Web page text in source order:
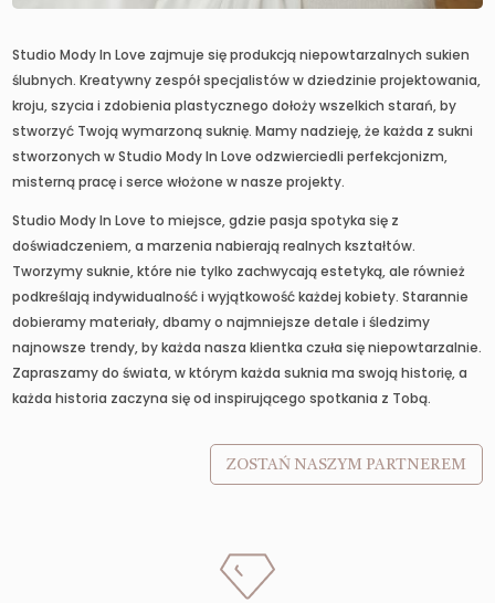
Studio Mody In Love zajmuje się produkcją niepowtarzalnych sukien
ślubnych. Kreatywny zespół specjalistów w dziedzinie projektowania,
kroju, szycia i zdobienia plastycznego dołoży wszelkich starań, by
stworzyć Twoją wymarzoną suknię. Mamy nadzieję, że każda z sukni
stworzonych w Studio Mody In Love odzwierciedli perfekcjonizm,
misterną pracę i serce włożone w nasze projekty.
Studio Mody In Love to miejsce, gdzie pasja spotyka się z
doświadczeniem, a marzenia nabierają realnych kształtów.
Tworzymy suknie, które nie tylko zachwycają estetyką, ale również
podkreślają indywidualność i wyjątkowość każdej kobiety. Starannie
dobieramy materiały, dbamy o najmniejsze detale i śledzimy
najnowsze trendy, by każda nasza klientka czuła się niepowtarzalnie.
Zapraszamy do świata, w którym każda suknia ma swoją historię, a
każda historia zaczyna się od inspirującego spotkania z Tobą.
ZOSTAŃ NASZYM PARTNEREM